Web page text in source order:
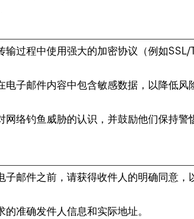
输过程中使用强大的加密协议（例如SSL/
电子邮件内容中包含敏感数据，以降低风
网络钓鱼威胁的认识，并鼓励他们保持警
子邮件之前，请获得收件人的明确同意，
的准确发件人信息和实际地址。